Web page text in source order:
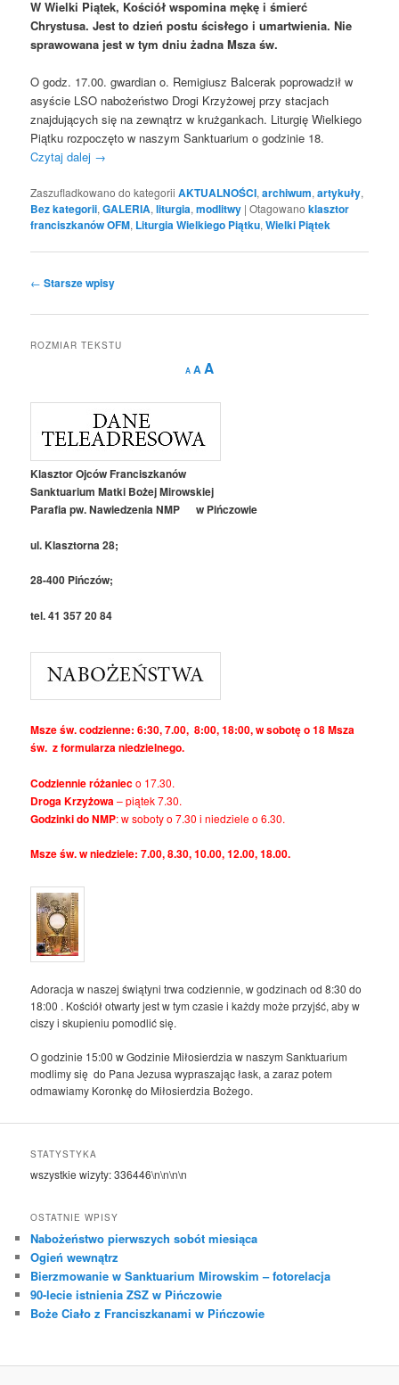
W Wielki Piątek, Kościół wspomina mękę i śmierć
Chrystusa. Jest to dzień postu ścisłego i umartwienia. Nie
sprawowana jest w tym dniu żadna Msza św.
O godz. 17.00. gwardian o. Remigiusz Balcerak poprowadził w
asyście LSO nabożeństwo Drogi Krzyżowej przy stacjach
znajdujących się na zewnątrz w krużgankach. Liturgię Wielkiego
Piątku rozpoczęto w naszym Sanktuarium o godzinie 18.
Czytaj dalej →
Zaszufladkowano do kategorii AKTUALNOŚCI,archiwum,artykuły,
Bez kategorii,GALERIA,liturgia,modlitwy |Otagowano klasztor
franciszkanów OFM, Liturgia Wielkiego Piątku,Wielki Piątek
Nawigacja
← Starsze wpisy
ROZMIAR TEKSTU
A
Decrease
font
A Reset
AIncrease
Klasztor Ojców Franciszkanów
Sanktuarium Matki Bożej Mirowskiej
Parafia pw. Nawiedzenia NMP w Pińczowie
ul. Klasztorna 28;
28-400 Pińczów;
tel. 41 357 20 84
Msze św. codzienne: 6:30, 7.00, 8:00, 18:00, w sobotę o 18 Msza
św. z formularza niedzielnego.
Codziennie różanieco 17.30.
Droga Krzyżowa– piątek 7.30.
Godzinki do NMP: w soboty o 7.30 i niedziele o 6.30.
Msze św. w niedziele: 7.00, 8.30, 10.00, 12.00, 18.00.
Adoracja w naszej świątyni trwa codziennie, w godzinach od 8:30 do
18:00 . Kościół otwarty jest w tym czasie i każdy może przyjść, aby w
ciszy i skupieniu pomodlić się.
O godzinie 15:00 w Godzinie Miłosierdzia w naszym Sanktuarium
modlimy się do Pana Jezusa wypraszając łask, a zaraz potem
odmawiamy Koronkę do Miłosierdzia Bożego.
STATYSTYKA
wszystkie wizyty:336446\n\n\n\n
OSTATNIE WPISY
Nabożeństwo pierwszych sobót miesiąca
Ogień wewnątrz
Bierzmowanie w Sanktuarium Mirowskim – fotorelacja
90-lecie istnienia ZSZ w Pińczowie
Boże Ciało z Franciszkanami w Pińczowie